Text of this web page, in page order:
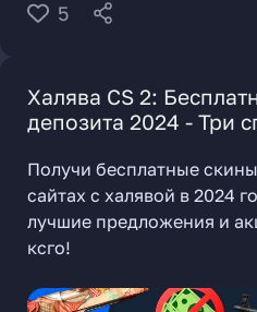
5
Халява CS 2:
депозита 2024 - Три
Получи бесплатные
сайтах с халявой в 2024
лучшие предложения и
ксго!